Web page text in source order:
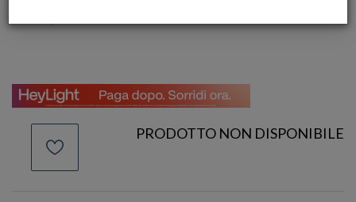
PRODOTTO NON DISPONIBILE